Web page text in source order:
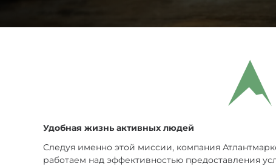
Складные
Тактическое
Фиксированные
Удобная жизнь активных людей
Следуя именно этой миссии, компания
работаем над эффективностью предоставления